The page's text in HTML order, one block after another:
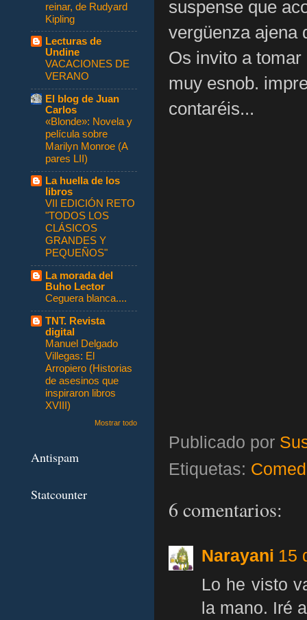
suspense que
vergüenza ajena
Os invito a
muy esnob.
contaréis...
Publicado por
Etiquetas:
6 comentarios:
Narayani 15
Lo he visto
la mano. Iré
reinar, de Rudyard
Kipling
Lecturas de
Undine
VACACIONES DE
VERANO
El blog de Juan
Carlos
«Blonde»: Novela y
película sobre
Marilyn Monroe (A
pares LII)
La huella de los
libros
VII EDICIÓN RETO
"TODOS LOS
CLÁSICOS
GRANDES Y
PEQUEÑOS"
La morada del
Buho Lector
Ceguera blanca....
TNT. Revista
digital
Manuel Delgado
Villegas: El
Arropiero (Historias
de asesinos que
inspiraron libros
XVIII)
Mostrar todo
Antispam
Statcounter